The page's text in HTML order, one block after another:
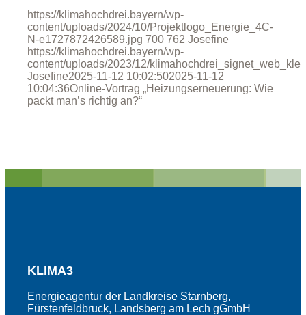
https://klimahochdrei.bayern/wp-
content/uploads/2024/10/Projektlogo_Energie_4C-
N-e1727872426589.jpg 700 762 Josefine
https://klimahochdrei.bayern/wp-
content/uploads/2023/12/
Josefine2025-11-12 10:02:502025-11-12
10:04:36Online-Vortrag „Heizungserneuerung: Wie
packt man’s richtig an?“
KLIMA3
Energieagentur der Landkreise Starnberg,
Fürstenfeldbruck, Landsberg am Lech gGmbH